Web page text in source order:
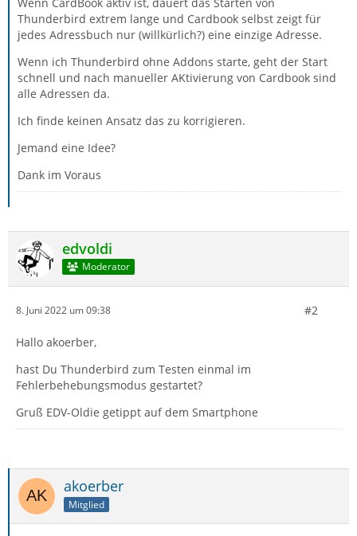
Thunderbird extrem lange und Cardbook selbst zeigt für
jedes Adressbuch nur (willkürlich?) eine einzige Adresse.
Wenn ich Thunderbird ohne Addons starte, geht der Start
schnell und nach manueller AKtivierung von Cardbook sind
alle Adressen da.
Ich finde keinen Ansatz das zu korrigieren.
Jemand eine Idee?
Dank im Voraus
edvoldi
Moderator
8. Juni 2022 um 09:38 #2
Hallo akoerber,
hast Du Thunderbird zum Testen einmal im
Fehlerbehebungsmodus gestartet?
Gruß EDV-Oldie getippt auf dem Smartphone
akoerber
Mitglied